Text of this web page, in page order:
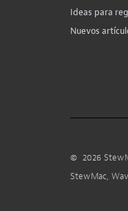
Ideas para
Nuevos
© 2026
StewMac,